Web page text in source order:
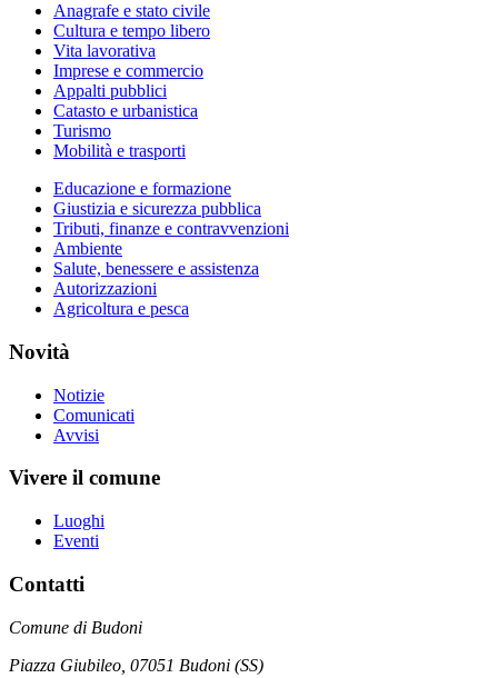
Anagrafe e stato civile
Cultura e tempo libero
Vita lavorativa
Imprese e commercio
Appalti pubblici
Catasto e urbanistica
Turismo
Mobilità e trasporti
Educazione e formazione
Giustizia e sicurezza pubblica
Tributi, finanze e contravvenzioni
Ambiente
Salute, benessere e assistenza
Autorizzazioni
Agricoltura e pesca
Novità
Notizie
Comunicati
Avvisi
Vivere il comune
Luoghi
Eventi
Contatti
Comune di Budoni
Piazza Giubileo, 07051 Budoni (SS)